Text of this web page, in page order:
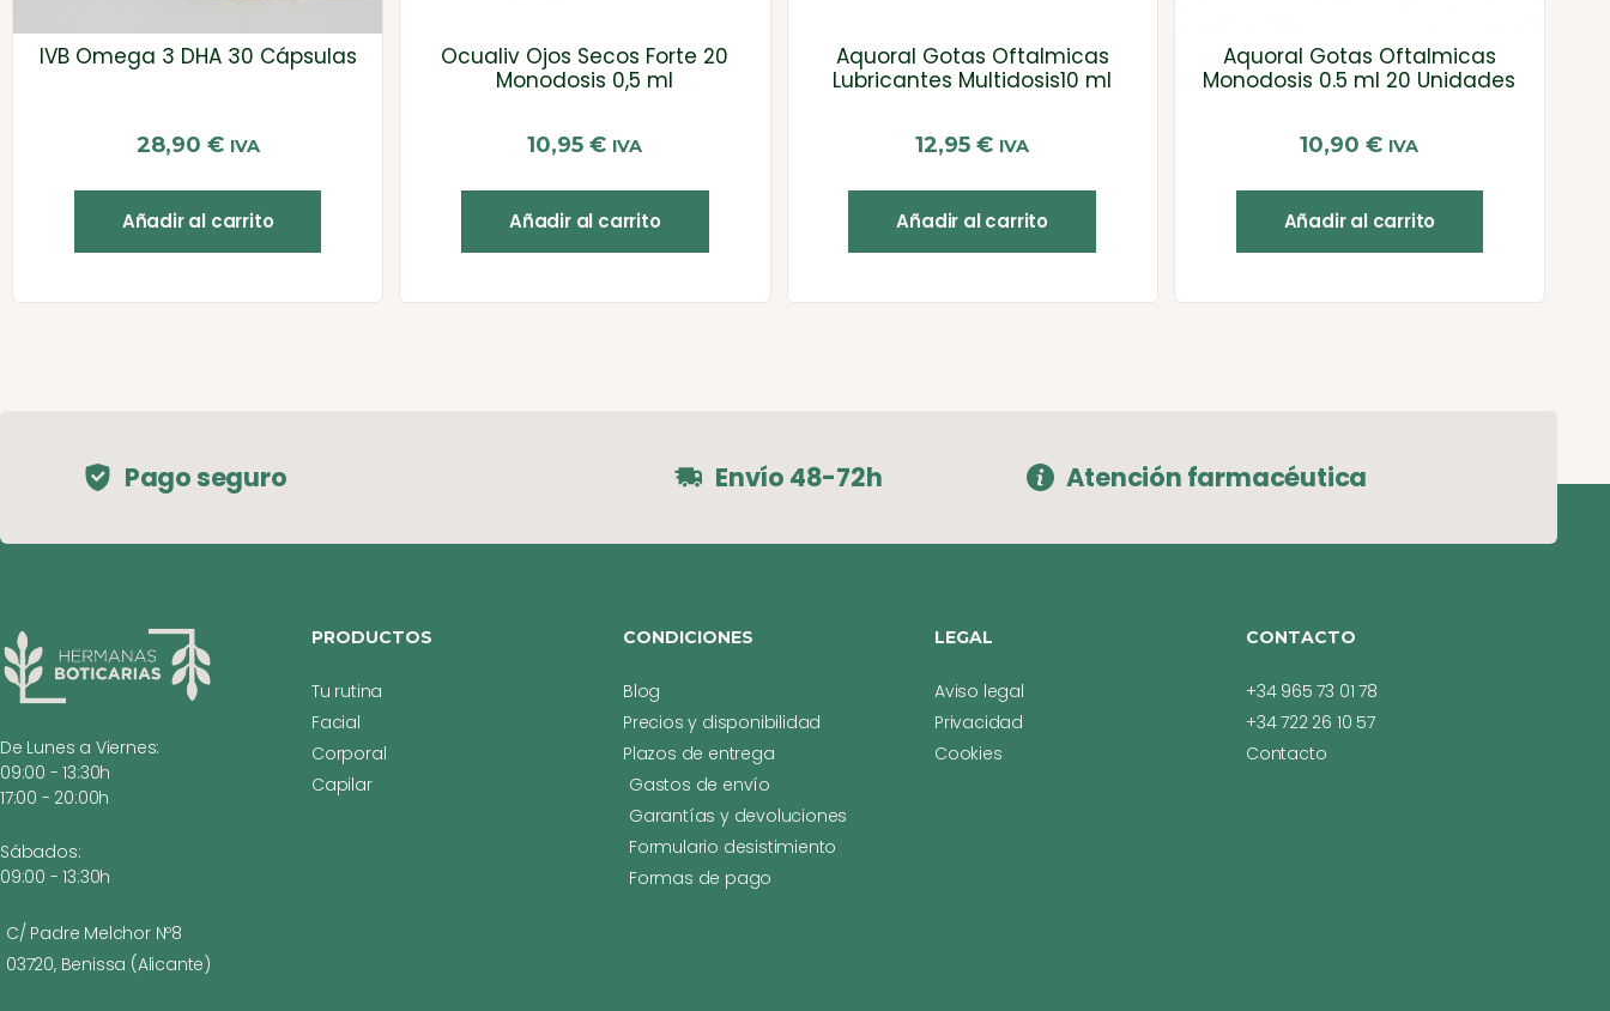
IVB Omega 3 DHA 30 Cápsulas
28,90 € IVA
Añadir al carrito
Ocualiv Ojos Secos Forte 20
Monodosis 0,5 ml
10,95€ IVA
Añadir al carrito
Aquoral Gotas Oftalmicas
Lubricantes Multidosis10 ml
12,95€ IVA
Añadir al carrito
Aquoral Gotas Oftalmicas
Monodosis 0.5 ml 20 Unidades
10,90€ IVA
Añadir al carrito
Pago seguro Envío 48-72h Atención farmacéutica
De Lunes a Viernes:
09:00 - 13:30h
17:00 - 20:00h
Sábados:
09:00 - 13:30h
PRODUCTOS
Tu rutina
Facial
Corporal
Capilar
CONDICIONES
Blog
Precios y disponibilidad
Plazos de entrega
Gastos de envío
Garantías y devoluciones
Formulario desistimiento
Formas de pago
LEGAL
Aviso legal
Privacidad
Cookies
CONTACTO
+34 965 73 01 78
+34 722 26 10 57
Contacto
C/ Padre Melchor Nº8
03720, Benissa (Alicante)